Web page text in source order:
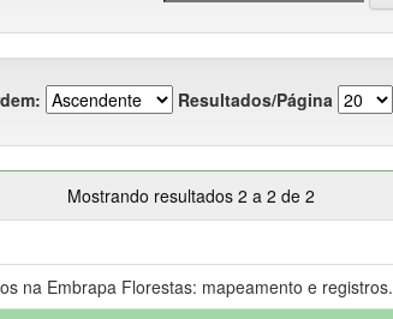
Resultados/Página
Mostrando resultados 2 a 2 de 2
na Embrapa Florestas: mapeamento e registros.